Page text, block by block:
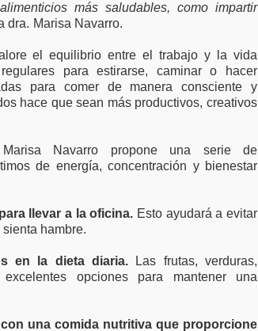
más saludables, como impartir
dra. Marisa Navarro.
el equilibrio entre el trabajo y la vida
para estirarse, caminar o hacer
para comer de manera consciente y
hace que sean más productivos, creativos
Navarro propone una serie de
de energía, concentración y bienestar
llevar a la oficina. Esto ayudará a evitar
hambre.
en la dieta diaria. Las frutas, verduras,
opciones para mantener una
una comida nutritiva que proporcione